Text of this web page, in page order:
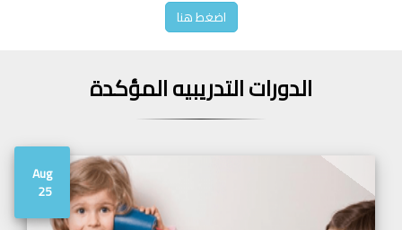
اضغط هنا
الدورات التدريبيه المؤكدة
Aug
25